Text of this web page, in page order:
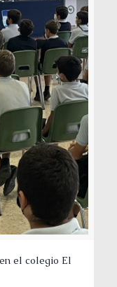
el colegio El